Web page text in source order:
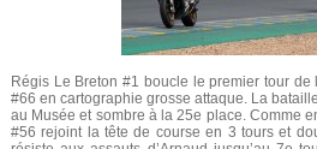
Régis Le Breton #1 boucle le premier tour
#66 en cartographie grosse attaque. La
au Musée et sombre à la 25e place. Comme
#56 rejoint la tête de course en 3 tours et